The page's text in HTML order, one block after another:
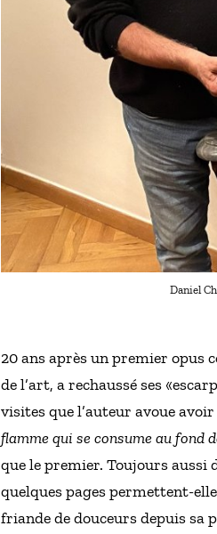
Daniel
20 ans après un premier opus
de l’art, a rechaussé ses
visites que l’auteur avoue avoir
flamme qui se consume au fond
que le premier. Toujours aussi
quelques pages permettent-
friande de douceurs depuis sa